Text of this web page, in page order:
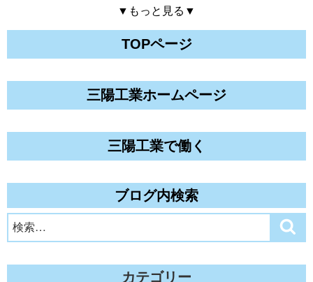
▼もっと見る▼
TOPページ
三陽工業ホームページ
三陽工業で働く
ブログ内検索
検
索:
カテゴリー